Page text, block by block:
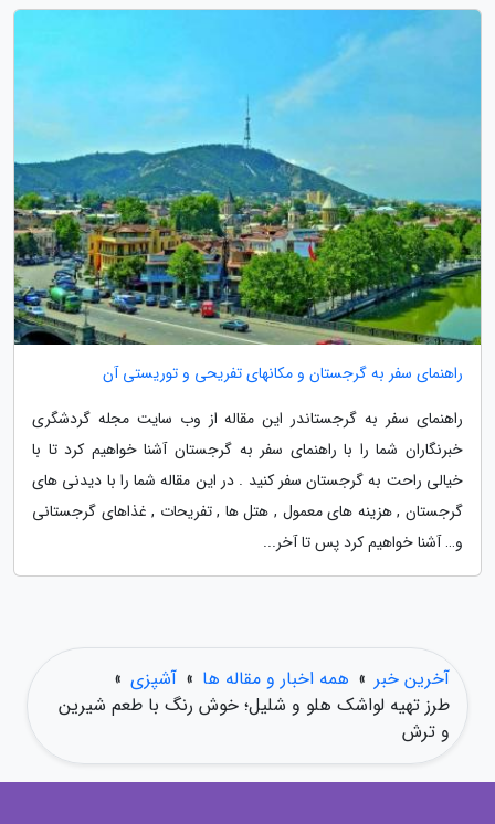
راهنمای سفر به گرجستان و مکانهای تفریحی و توریستی آن
راهنمای سفر به گرجستاندر این مقاله از وب سایت مجله گردشگری
خبرنگاران شما را با راهنمای سفر به گرجستان آشنا خواهیم کرد تا با
خیالی راحت به گرجستان سفر کنید . در این مقاله شما را با دیدنی های
گرجستان , هزینه های معمول , هتل ها , تفریحات , غذاهای گرجستانی
و… آشنا خواهیم کرد پس تا آخر...
آخرین خبر » همه اخبار و مقاله ها » آشپزی »
طرز تهیه لواشک هلو و شلیل؛ خوش رنگ با طعم شیرین
و ترش